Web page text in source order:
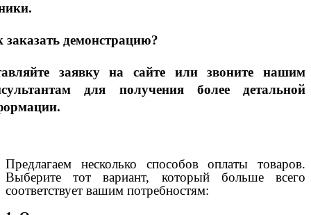
заказать демонстрацию?
заявку на сайте или звоните нашим
для получения более детальной
Предлагаем несколько способов оплаты товаров.
Выберите тот вариант, который больше всего
соответствует вашим потребностям: